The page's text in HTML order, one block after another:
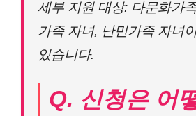
세부 지원 대상: 다문화가
가족 자녀, 난민가족 자녀
있습니다.
Q. 신청은 어